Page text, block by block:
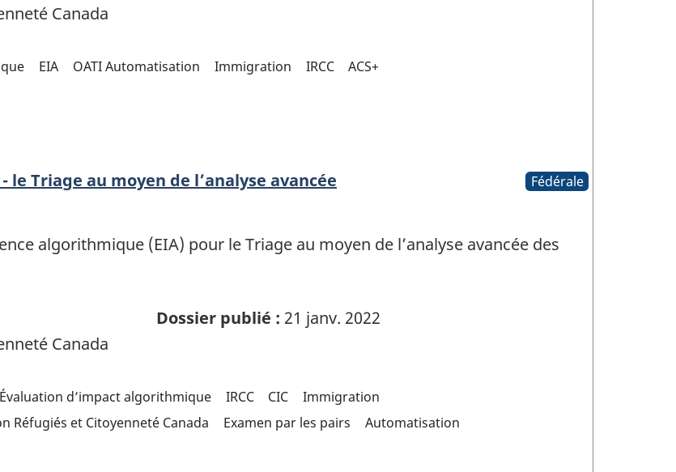
Canada
EIA OATI Automatisation Immigration IRCC ACS+
Triage au moyen de l’analyse avancée
Fédérale
algorithmique (EIA) pour le Triage au moyen de l’analyse avancée des
Dossier publié : 21 janv. 2022
Canada
Évaluation d’impact algorithmique IRCC CIC
Immigration
Réfugiés et Citoyenneté Canada Examen par les pairs
Automatisation